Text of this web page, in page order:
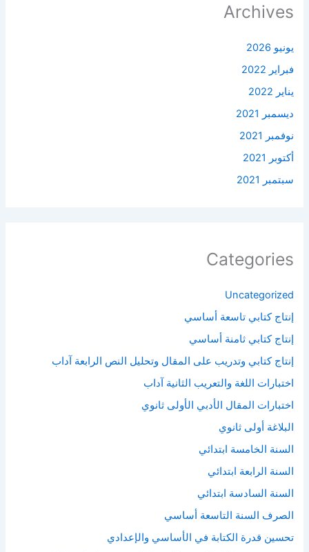
Archives
يونيو 2026
فبراير 2022
يناير 2022
ديسمبر 2021
نوفمبر 2021
أكتوبر 2021
سبتمبر 2021
Categories
Uncategorized
إنتاج كتابي تاسعة أساسي
إنتاج كتابي ثامنة أساسي
إنتاج كتابي وتدريب على المقال وتحليل النص الرابعة آداب
اختبارات اللغة والتعريب الثانية آداب
اختبارات المقال الأدبي الأولى ثانوي
البلاغة أولى ثانوي
السنة الخامسة ابتدائي
السنة الرابعة ابتدائي
السنة السادسة ابتدائي
الصرف السنة التاسعة أساسي
تحسين قدرة الكتابة في الأساسي والإعدادي